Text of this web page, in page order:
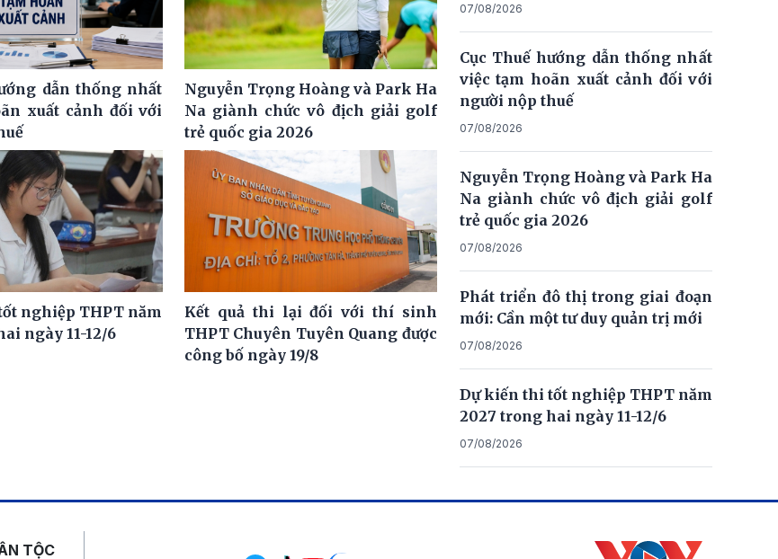
dẫn thống nhất
xuất cảnh đối với
Nguyễn Trọng Hoàng và Park Ha
Na giành chức vô địch giải golf
trẻ quốc gia 2026
nghiệp THPT năm
ngày 11-12/6
Kết quả thi lại đối với thí sinh
THPT Chuyên Tuyên Quang được
công bố ngày 19/8
07/08/2026
Cục Thuế hướng dẫn thống nhất
việc tạm hoãn xuất cảnh đối với
người nộp thuế
07/08/2026
Nguyễn Trọng Hoàng và Park Ha
Na giành chức vô địch giải golf
trẻ quốc gia 2026
07/08/2026
Phát triển đô thị trong giai đoạn
mới: Cần một tư duy quản trị mới
07/08/2026
Dự kiến thi tốt nghiệp THPT năm
2027 trong hai ngày 11-12/6
07/08/2026
TỘC Mạng xã hội